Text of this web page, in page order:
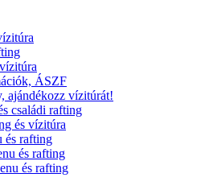
ÁSZF
ajándékozz vízitúrát!
családi rafting
és vízitúra
és rafting
és rafting
és rafting